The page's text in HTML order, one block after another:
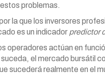
problemas.
la que los inversores
es un indicador predictor
operadores actúan en
el mercado bursátil
sucederá realmente en el